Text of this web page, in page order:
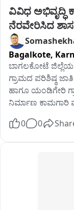
ವಿವಿಧ ಅಭಿವೃದ್ಧಿ
ನೆರವೇರಿಸಿದ
Bagalkote,
ಬಾಗಲಕೋಟೆ ಜಿಲ್ಲೆಯ
ಗ್ರಾಮದ ಪರಿಶಿಷ್ಠ
ಹಾಗೂ ಯಂಡಿಗೇರಿ
ನಿರ್ಮಾಣ ಕಾಮಗಾರಿ
ಭೂಮಿಪೂಜೆ
0 0